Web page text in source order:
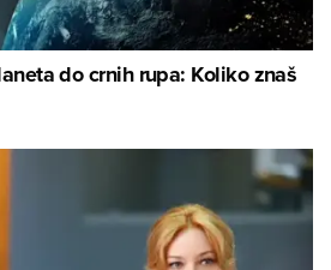
do crnih rupa: Koliko znaš